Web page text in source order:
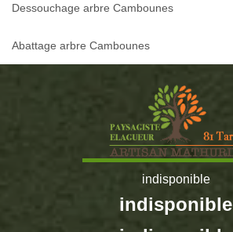
Dessouchage arbre Cambounes
Abattage arbre Cambounes
indisponible
indisponible